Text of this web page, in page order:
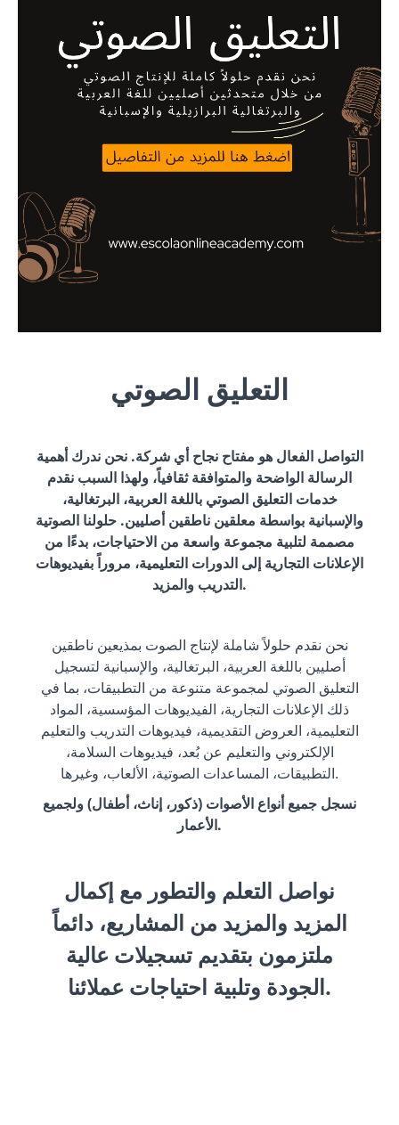
التعليق الصوتي
التواصل الفعال هو مفتاح نجاح أي شركة. نحن ندرك أهمية
الرسالة الواضحة والمتوافقة ثقافياً، ولهذا السبب نقدم
خدمات التعليق الصوتي باللغة العربية، البرتغالية،
والإسبانية بواسطة معلقين ناطقين أصليين. حلولنا الصوتية
مصممة لتلبية مجموعة واسعة من الاحتياجات، بدءًا من
الإعلانات التجارية إلى الدورات التعليمية، مروراً بفيديوهات
التدريب والمزيد.
نحن نقدم حلولاً شاملة لإنتاج الصوت بمذيعين ناطقين
أصليين باللغة العربية، البرتغالية، والإسبانية لتسجيل
التعليق الصوتي لمجموعة متنوعة من التطبيقات، بما في
ذلك الإعلانات التجارية، الفيديوهات المؤسسية، المواد
التعليمية، العروض التقديمية، فيديوهات التدريب والتعليم
الإلكتروني والتعليم عن بُعد، فيديوهات السلامة،
التطبيقات، المساعدات الصوتية، الألعاب، وغيرها.
نسجل جميع أنواع الأصوات (ذكور، إناث، أطفال) ولجميع
الأعمار.
نواصل التعلم والتطور مع إكمال
المزيد والمزيد من المشاريع، دائماً
ملتزمون بتقديم تسجيلات عالية
الجودة وتلبية احتياجات عملائنا.